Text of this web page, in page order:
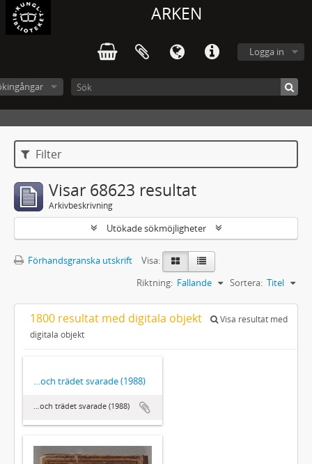
ARKEN
Logga in
Filter
Visar 68623 resultat
Arkivbeskrivning
Utökade sökmöjligheter
Förhandsgranska utskrift
Visa:
Sortera: Titel
Riktning: Fallande
1800 resultat med digitala objekt
Visa resultat med
digitala objekt
…och trädet svarade (1988)
…och trädet svarade (1988)